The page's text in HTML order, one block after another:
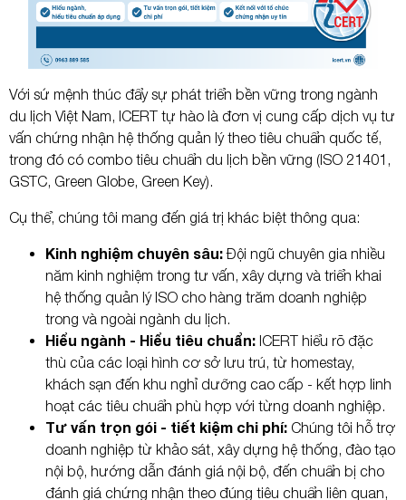
Với sứ mệnh thúc đẩy sự phát triển bền vững trong ngành
du lịch Việt Nam, ICERT tự hào là đơn vị cung cấp dịch vụ tư
vấn chứng nhận hệ thống quản lý theo tiêu chuẩn quốc tế,
trong đó có combo tiêu chuẩn du lịch bền vững (ISO 21401,
GSTC, Green Globe, Green Key).
Cụ thể, chúng tôi mang đến giá trị khác biệt thông qua:
Kinh nghiệm chuyên sâu:Đội ngũ chuyên gia nhiều
năm kinh nghiệm trong tư vấn, xây dựng và triển khai
hệ thống quản lý ISO cho hàng trăm doanh nghiệp
trong và ngoài ngành du lịch.
Hiểu ngành - Hiểu tiêu chuẩn: ICERT hiểu rõ đặc
thù của các loại hình cơ sở lưu trú, từ homestay,
khách sạn đến khu nghỉ dưỡng cao cấp - kết hợp linh
hoạt các tiêu chuẩn phù hợp với từng doanh nghiệp.
Tư vấn trọn gói - tiết kiệm chi phí: Chúng tôi hỗ trợ
doanh nghiệp từ khảo sát, xây dựng hệ thống, đào tạo
nội bộ, hướng dẫn đánh giá nội bộ, đến chuẩn bị cho
đánh giá chứng nhận theo đúng tiêu chuẩn liên quan,
Gửi yêu cầu